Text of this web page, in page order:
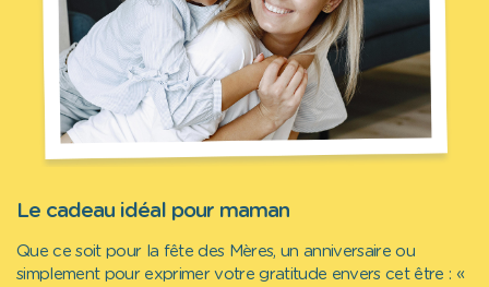
Le cadeau idéal pour maman
Que ce soit pour la fête des Mères, un anniversaire ou
simplement pour exprimer votre gratitude envers cet être : «